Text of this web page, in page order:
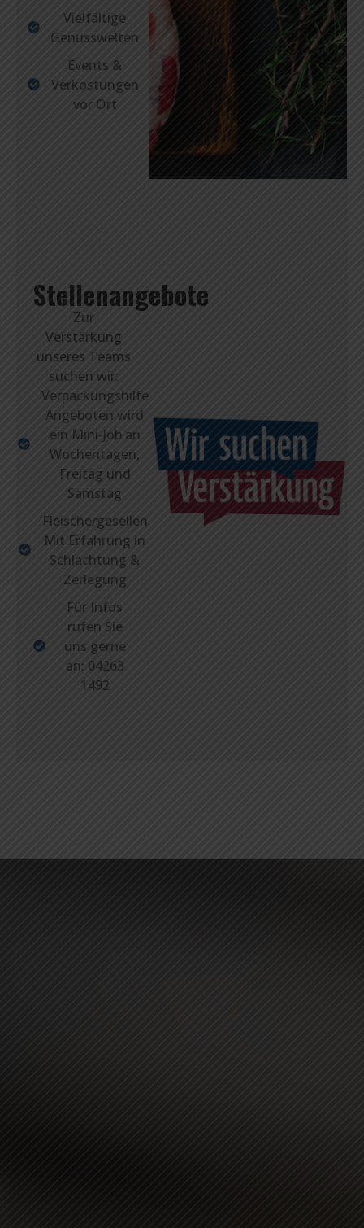
Vielfältige
Genusswelten
Events &
Verkostungen
vor Ort
Stellenangebote
Zur
Verstärkung
unseres Teams
suchen wir:
Verpackungshilfe
Angeboten wird
ein Mini-Job an
Wochentagen,
Freitag und
Samstag
Fleischergesellen
Mit Erfahrung in
Schlachtung &
Zerlegung
Für Infos
rufen Sie
uns gerne
an: 04263
1492